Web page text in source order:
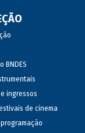
BNDES
ingressos
de cinema